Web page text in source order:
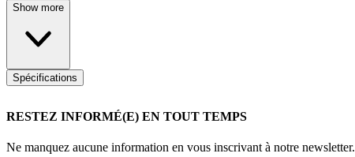
Show more
Spécifications
RESTEZ INFORMÉ(E) EN TOUT TEMPS
Ne manquez aucune information en vous inscrivant à notre newsletter.